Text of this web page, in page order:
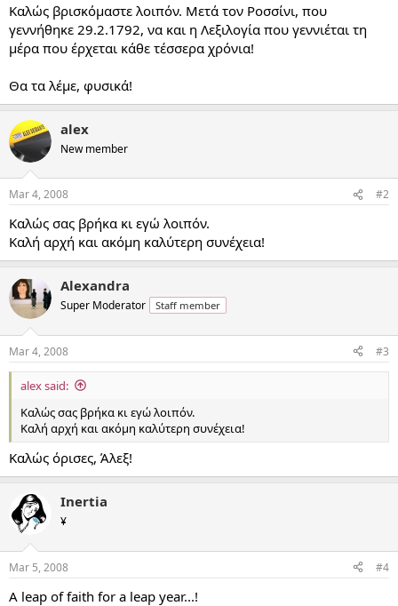
r
Καλώς βρισκόμαστε λοιπόν. Μετά τον Ροσσίνι, που
γεννήθηκε 29.2.1792, να και η Λεξιλογία που γεννιέται τη
μέρα που έρχεται κάθε τέσσερα χρόνια!
Θα τα λέμε, φυσικά!
alex
New member
Mar 4, 2008 #2
Καλώς σας βρήκα κι εγώ λοιπόν.
Καλή αρχή και ακόμη καλύτερη συνέχεια!
Alexandra
Super Moderator Staff member
Mar 4, 2008 #3
alex said:
Καλώς σας βρήκα κι εγώ λοιπόν.
Καλή αρχή και ακόμη καλύτερη συνέχεια!
Καλώς όρισες, Άλεξ!
Inertia
¥
Mar 5, 2008 #4
A leap of faith for a leap year...!